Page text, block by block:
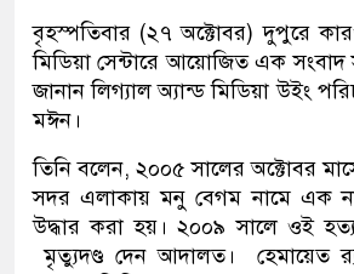
বৃহস্পতিবার (২৭ অক্টোবর) দুপুরে
মিডিয়া সেন্টারে আয়োজিত এক
জানান লিগ্যাল অ্যান্ড মিডিয়া উইং
মঈন।
তিনি বলেন, ২০০৫ সালের অক্টোবর
সদর এলাকায় মনু বেগম নামে এক
উদ্ধার করা হয়। ২০০৯ সালে ওই
মৃত্যুদণ্ড দেন আদালত। হেমায়েত